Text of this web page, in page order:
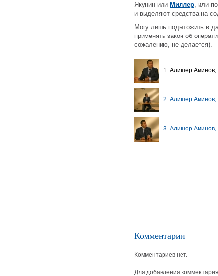
Якунин или Миллер, или
и выделяют средства на
Могу лишь подытожить в
применять закон об
сожалению, не делается).
1. Алишер Аминов,
2. Алишер Аминов,
3. Алишер Аминов,
Комментарии
Комментариев нет.
Для добавления